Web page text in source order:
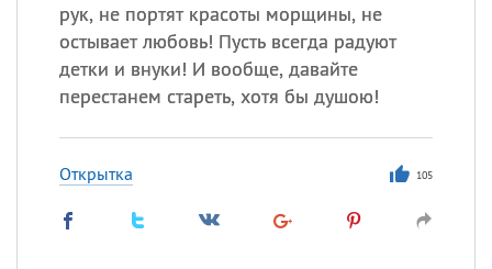
рук, не портят красоты морщины, не
остывает любовь! Пусть всегда радуют
детки и внуки! И вообще, давайте
перестанем стареть, хотя бы душою!
Открытка 105